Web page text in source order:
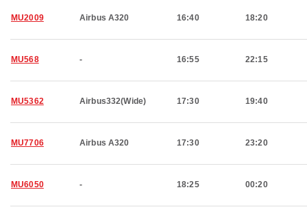
MU2009 Airbus A320 16:40 18:20
MU568 - 16:55 22:15
MU5362 Airbus332(Wide) 17:30 19:40
MU7706 Airbus A320 17:30 23:20
MU6050 - 18:25 00:20